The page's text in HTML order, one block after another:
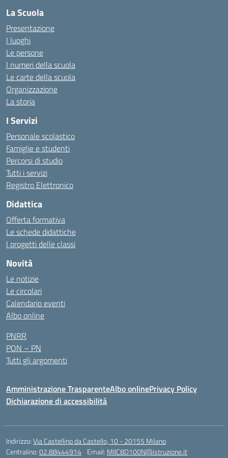
La Scuola
Presentazione
I luoghi
Le persone
I numeri della scuola
Le carte della scuola
Organizzazione
La storia
I Servizi
Personale scolastico
Famiglie e studenti
Percorsi di studio
Tutti i servizi
Registro Elettronico
Didattica
Offerta formativa
Le schede didattiche
I progetti delle classi
Novità
Le notizie
Le circolari
Calendario eventi
Albo online
PNRR
PON – PN
Tutti gli argomenti
Amministrazione TrasparenteAlbo onlinePrivacy Policy
Dichiarazione di accessibilità
Indirizzo:Via Castellino da Castello, 10 - 20155 Milano
Centralino:02.88444914 Email: MIIC8D100N@istruzione.it